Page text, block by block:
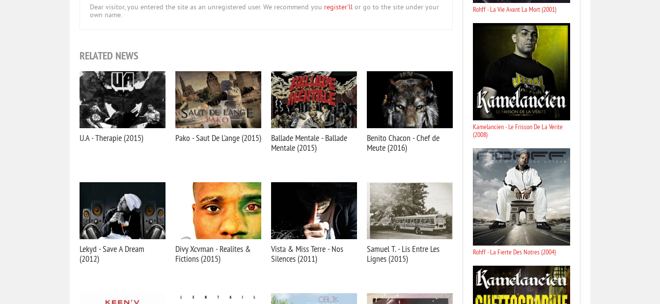
Dear visitor, you entered the site as an unregistered user. We recommend you register'll or go to the site under your
own name.
RELATED NEWS
U.A - Therapie (2015) Pako - Saut De L'ange (2015)
Ballade Mentale - Ballade
Mentale (2015)
Benito Chacon - Chef de
Meute (2016)
Lekyd - Save A Dream
(2012)
Divy Xcvman - Realites &
Fictions (2015)
Vista & Miss Terre - Nos
Silences (2011)
Samuel T. - Lis Entre Les
Lignes (2015)
Rohff - La Vie Avant La Mort (2001)
Kamelancien - Le Frisson De La Verite
(2008)
Rohff - La Fierte Des Notres (2004)